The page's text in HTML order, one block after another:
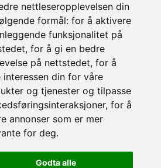
nettleseropplevelsen din
formål: for å aktivere
funksjonalitet på
, for å gi en bedre
på nettstedet, for å
interessen din for våre
og tjenester og tilpasse
, for å
annonser som er mer
for deg.
Godta alle